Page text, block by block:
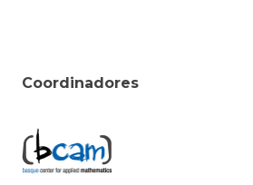
Coordinadores